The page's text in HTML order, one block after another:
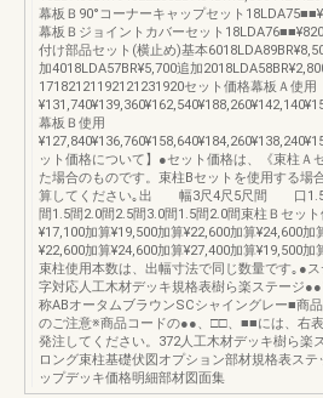
幕板Ｂ90°コーナーキャップセット
幕板Ｂジョイントカバーセット
付け部品セット(横止め)基本
加4018LDA57BR¥5,700追加
17182121192121231920セット価格幕板Ａ使用
幕板Ｂ使用
ット価格について】●セット価格は、《束柱Ａ
た場合のものです。束柱Bセットを使用する場
算してください｡出 幅3尺4尺5尺間 口1.5
間1.5間2.0間2.5間3.0間1.5間2.0間束柱Ｂセッ
¥17,100加算¥19,500加算¥22,600加算¥24,600加
¥22,600加算¥24,600加算¥27,400加算¥19,500加
束柱使用本数は、出幅寸法で同じ数量です｡●
字対応人工木材デッキ規格表樹ら楽ステージ
称ABオータムブラウンSCシャイングレー■商
のご注意※商品コードの●●、□□、■■には、右
発注してください。372人工木材デッキ樹ら楽
ロング束柱基礎伏図オプション部材規格表ステ
ップデッキ価格明細部材図面集